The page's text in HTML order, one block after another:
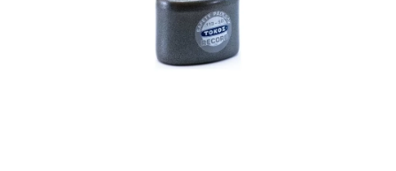
PROTIPOŽÁRNÍ BATERIOVÉ TREZORY NA LITHIOVÉ